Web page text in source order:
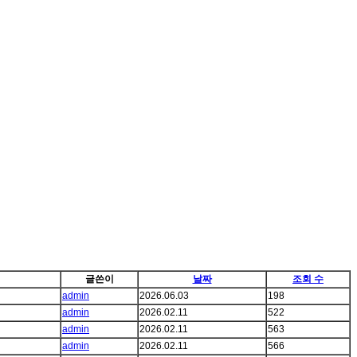
글쓴이 날짜
조회 수
admin
2026.06.03
198
admin
2026.02.11
522
admin
2026.02.11
563
admin
2026.02.11 566